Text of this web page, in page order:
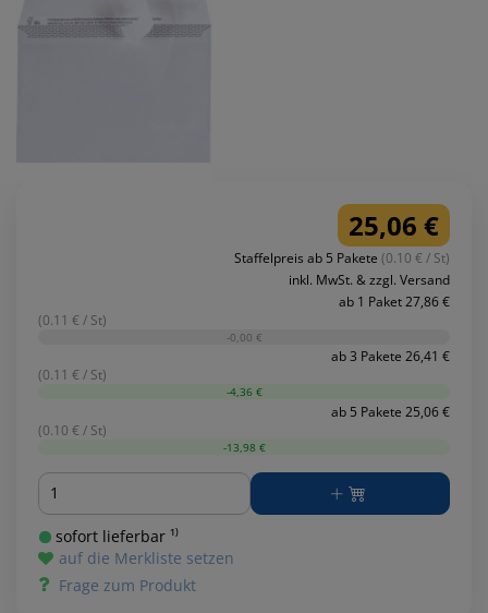
25,06 €
Staffelpreis ab 5 Pakete (0.10 € / St)
inkl. MwSt. & zzgl. Versand
ab 1 Paket 27,86 €
(0.11 € / St)
-0,00 €
ab 3 Pakete 26,41 €
(0.11 € / St)
-4,36 €
ab 5 Pakete 25,06 €
(0.10 € / St)
-13,98 €
Menge
sofort lieferbar ¹⁾
auf die Merkliste setzen
Frage zum Produkt